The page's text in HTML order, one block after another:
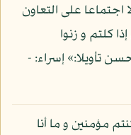
اجتماعا على التعاون
كلتم و زنوا
تأويلا:» إسراء: -
مؤمنين و ما أنا